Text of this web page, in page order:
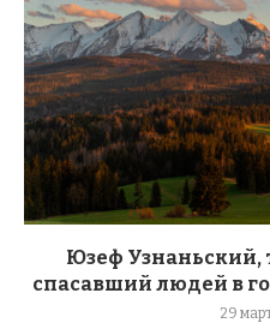
Юзеф Узнаньский,
спасавший людей в
29